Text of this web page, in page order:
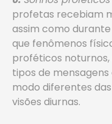
profetas recebiam
assim como durante
que fenômenos
proféticos noturnos,
tipos de
modo diferentes
visões diurnas.